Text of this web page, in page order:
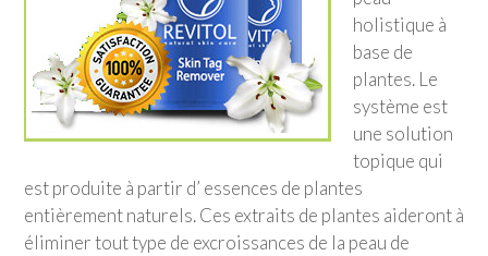
holistique à
base de
plantes. Le
système est
une solution
topique qui
est produite à partir d’ essences de plantes
entièrement naturels. Ces extraits de plantes aideront à
éliminer tout type de excroissances de la peau de